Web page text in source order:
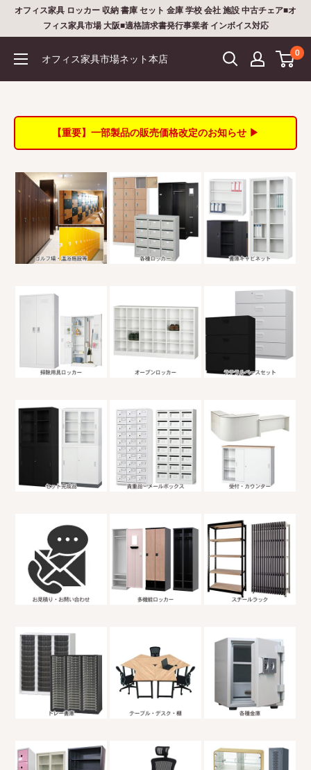
ツ
オフィス家具 ロッカー 収納 書庫 セット 金庫 学校 会社 施設 中古チェア■オ
フィス家具市場 大阪■適格請求書発行事業者 インボイス対応
オフィス家具市場ネット本店
0
【重要】一部製品の販売価格改定のお知らせ ▶